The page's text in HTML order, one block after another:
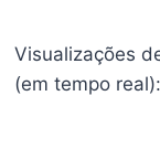
Visualizações
(em tempo real):